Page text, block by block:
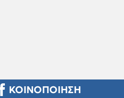
ΚΟΙΝΟΠΟΙΗΣΗ